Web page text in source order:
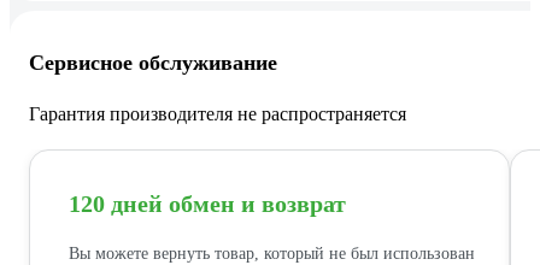
Сервисное обслуживание
Гарантия производителя не распространяется
120 дней обмен и возврат
Вы можете вернуть товар, который не был использован